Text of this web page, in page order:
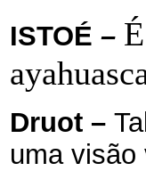
ISTOÉ –
Druot –
uma visão